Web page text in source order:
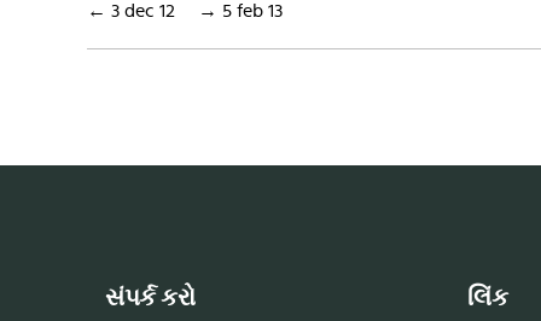
← 3 dec 12 → 5 feb 13
સંપર્ક કરો લિંક